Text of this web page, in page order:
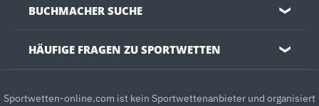
BUCHMACHER SUCHE ❯
HÄUFIGE FRAGEN ZU SPORTWETTEN ❯
Sportwetten-online.com ist kein Sportwettenanbieter und organisiert